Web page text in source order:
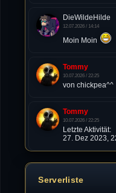
DieWildeHilde
12.07.2026 / 14:14
Moin Moin
Tommy
10.07.2026 / 22:25
von chickpea^^
Tommy
10.07.2026 / 22:25
Letzte Aktivität:
27. Dez 2023,
DieWildeHilde
Serverliste